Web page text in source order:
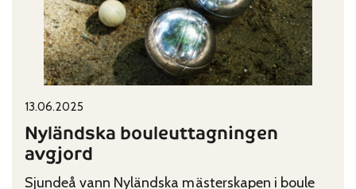
Published on:
13.06.2025
Nyländska bouleuttagningen
avgjord
Sjundeå vann Nyländska mästerskapen i boule
Categories: